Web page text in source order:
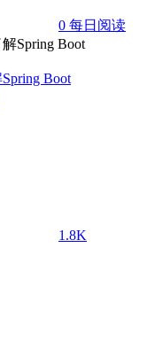
0 每日阅读
Boot
1.8K